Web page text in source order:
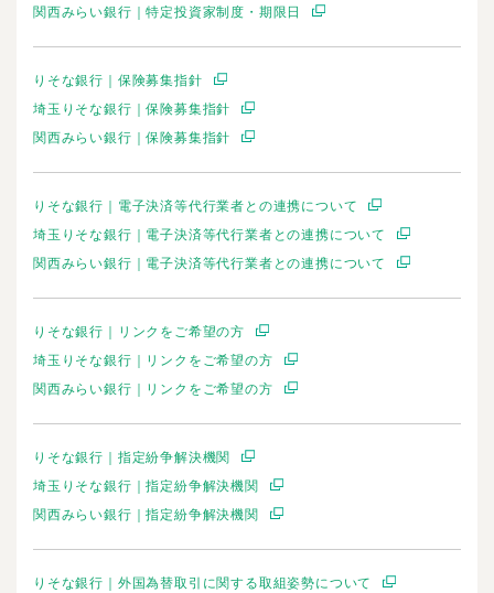
関西みらい銀行｜特定投資家制度・期限日
りそな銀行｜保険募集指針
埼玉りそな銀行｜保険募集指針
関西みらい銀行｜保険募集指針
りそな銀行｜電子決済等代行業者との連携について
埼玉りそな銀行｜電子決済等代行業者との連携について
関西みらい銀行｜電子決済等代行業者との連携について
りそな銀行｜リンクをご希望の方
埼玉りそな銀行｜リンクをご希望の方
関西みらい銀行｜リンクをご希望の方
りそな銀行｜指定紛争解決機関
埼玉りそな銀行｜指定紛争解決機関
関西みらい銀行｜指定紛争解決機関
りそな銀行｜外国為替取引に関する取組姿勢について